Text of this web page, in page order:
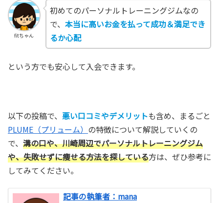
fitちゃん
初めてのパーソナルトレーニングジムなの
で、 本当に高いお金を払って成功＆満足でき
るか心配
という方でも安心して入会できます。
以下の投稿で、 悪い口コミやデメリットも含め、まるごと
PLUME（プリューム） の特徴について解説していくの
で、 溝の口や、川崎周辺でパーソナルトレーニングジム
や、失敗せずに痩せる方法を探している方は、ぜひ参考に
してみてください。
記事の執筆者：mana